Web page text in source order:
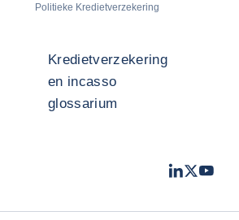
Politieke Kredietverzekering
Kredietverzekering
en incasso
glossarium
LinkedIn
TwitterYoutube